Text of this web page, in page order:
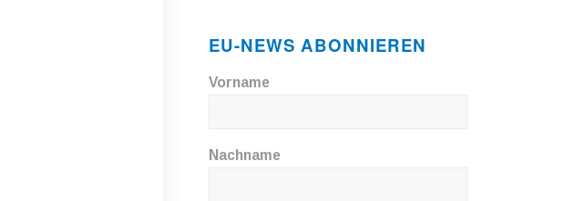
EU-NEWS ABONNIEREN
Vorname
Nachname